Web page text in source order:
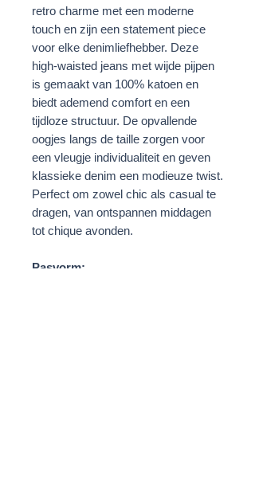
retro charme met een moderne
touch en zijn een statement piece
voor elke denimliefhebber. Deze
high-waisted jeans met wijde pijpen
is gemaakt van 100% katoen en
biedt ademend comfort en een
tijdloze structuur. De opvallende
oogjes langs de taille zorgen voor
een vleugje individualiteit en geven
klassieke denim een modieuze twist.
Perfect om zowel chic als casual te
dragen, van ontspannen middagen
tot chique avonden.
Pasvorm: